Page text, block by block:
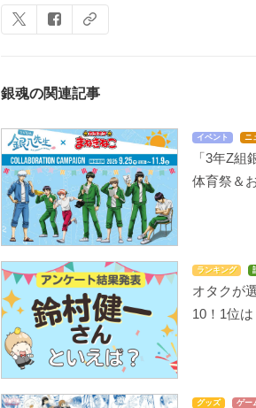
銀魂の関連記事
イベント ニ
「3年Z
体育祭＆
ランキング
オタクが
10！1位
グッズ ゲー